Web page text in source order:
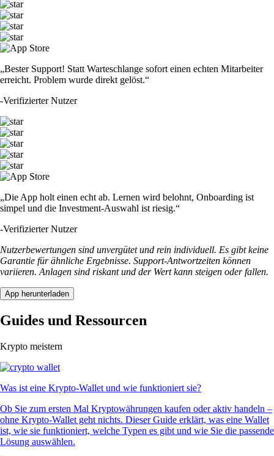
„Bester Support! Statt Warteschlange sofort einen echten Mitarbeiter
erreicht. Problem wurde direkt gelöst.“
-Verifizierter Nutzer
„Die App holt einen echt ab. Lernen wird belohnt, Onboarding ist
simpel und die Investment-Auswahl ist riesig.“
-Verifizierter Nutzer
Nutzerbewertungen sind unvergütet und rein individuell. Es gibt keine
Garantie für ähnliche Ergebnisse. Support-Antwortzeiten können
variieren. Anlagen sind riskant und der Wert kann steigen oder fallen.
App herunterladen
Guides und Ressourcen
Krypto meistern
Was ist eine Krypto-Wallet und wie funktioniert sie?
Ob Sie zum ersten Mal Kryptowährungen kaufen oder aktiv handeln –
ohne Krypto-Wallet geht nichts. Dieser Guide erklärt, was eine Wallet
ist, wie sie funktioniert, welche Typen es gibt und wie Sie die passende
Lösung auswählen.